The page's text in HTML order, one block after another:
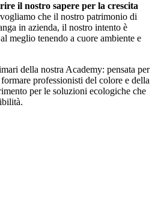
il nostro sapere per la crescita
che il nostro patrimonio di
in azienda, il nostro intento è
meglio tenendo a cuore ambiente e
della nostra Academy: pensata per
professionisti del colore e della
per le soluzioni ecologiche che